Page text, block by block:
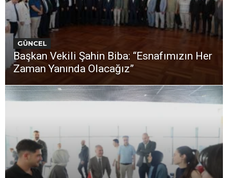
GÜNCEL
Başkan Vekili Şahin Biba: “Esnafımızın Her
Zaman Yanında Olacağız”